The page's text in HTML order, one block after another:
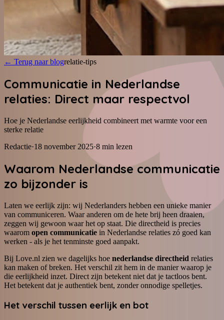
← Terug naar blogrelatie-tips
Communicatie in Nederlandse
relaties: Direct maar respectvol
Hoe je Nederlandse eerlijkheid combineert met warmte voor een
sterke relatie
Redactie·18 november 2025·8 min lezen
Waarom Nederlandse communicatie
zo bijzonder is
Laten we eerlijk zijn: wij Nederlanders hebben een unieke manier
van communiceren. Waar anderen om de hete brij heen draaien,
zeggen wij gewoon waar het op staat. Die directheid is precies
waarom open communicatie in Nederlandse relaties zó goed kan
werken - als je het tenminste goed aanpakt.
Bij Love.nl zien we dagelijks hoe nederlandse directheid relaties
kan maken of breken. Het verschil zit hem in de manier waarop je
die eerlijkheid inzet. Direct zijn betekent niet dat je tactloos bent.
Het betekent dat je authentiek bent, zonder onnodige spelletjes.
Het verschil tussen eerlijk en bot